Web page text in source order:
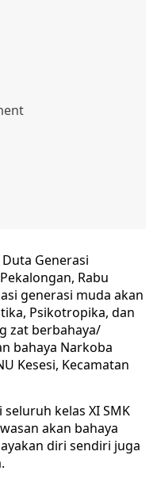
Duta Generasi
Rabu
generasi muda akan
Psikotropika, dan
zat berbahaya/
bahaya Narkoba
Kesesi, Kecamatan
kelas XI SMK
akan bahaya
diri sendiri juga